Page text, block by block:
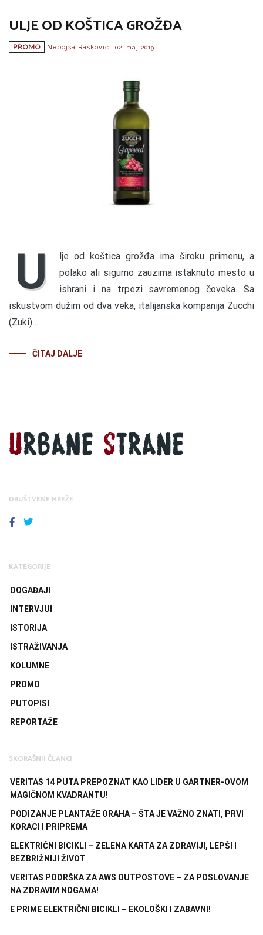
ULJE OD KOŠTICA GROŽĐA
PROMO Nebojša Rašković 02. maj 2019.
U
lje od koštica grožđa ima široku primenu, a
polako ali sigurno zauzima istaknuto mesto u
ishrani i na trpezi savremenog čoveka. Sa
iskustvom dužim od dva veka, italijanska kompanija Zucchi
(Zuki)…
ČITAJ DALJE
DRUŠTVENE MREŽE
FACEBOOK
TWITTER
KATEGORIJE
DOGAĐAJI
INTERVJUI
ISTORIJA
ISTRAŽIVANJA
KOLUMNE
PROMO
PUTOPISI
REPORTAŽE
SKORAŠNJI ČLANCI
VERITAS 14 PUTA PREPOZNAT KAO LIDER U GARTNER-OVOM
MAGIČNOM KVADRANTU!
PODIZANJE PLANTAŽE ORAHA – ŠTA JE VAŽNO ZNATI, PRVI
KORACI I PRIPREMA
ELEKTRIČNI BICIKLI – ZELENA KARTA ZA ZDRAVIJI, LEPŠI I
BEZBRIŽNIJI ŽIVOT
VERITAS PODRŠKA ZA AWS OUTPOSTOVE – ZA POSLOVANJE
NA ZDRAVIM NOGAMA!
E PRIME ELEKTRIČNI BICIKLI – EKOLOŠKI I ZABAVNI!